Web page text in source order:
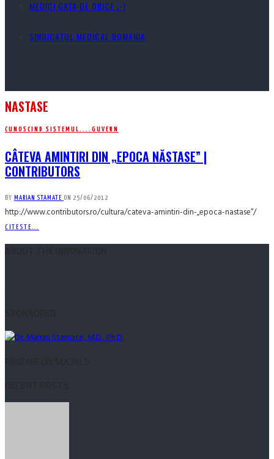
MEDICI GATA DE ORICE ;-)
SINDICATUL MEDICAL ROMANIA
NASTASE
CUNOSCIND SISTEMUL.... GUVERN
CÂTEVA AMINTIRI DIN „EPOCA NĂSTASE” |
CONTRIBUTORS
BY MARIAN STAMATE ON 25/06/2012
http://www.contributors.ro/cultura/cateva-amintiri-din-„epoca-nastase”/
CITESTE...